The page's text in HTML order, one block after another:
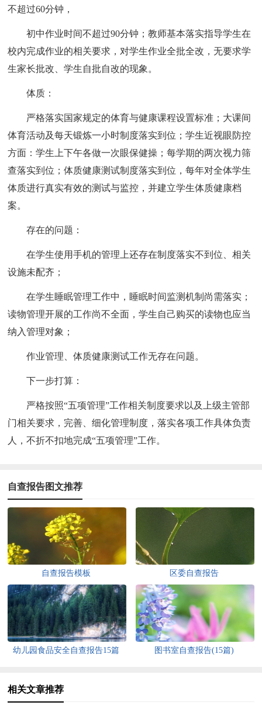
不超过60分钟，
初中作业时间不超过90分钟；教师基本落实指导学生在
校内完成作业的相关要求，对学生作业全批全改，无要求学
生家长批改、学生自批自改的现象。
体质：
严格落实国家规定的体育与健康课程设置标准；大课间
体育活动及每天锻炼一小时制度落实到位；学生近视眼防控
方面：学生上下午各做一次眼保健操；每学期的两次视力筛
查落实到位；体质健康测试制度落实到位，每年对全体学生
体质进行真实有效的测试与监控，并建立学生体质健康档
案。
存在的问题：
在学生使用手机的管理上还存在制度落实不到位、相关
设施未配齐；
在学生睡眠管理工作中，睡眠时间监测机制尚需落实；
读物管理开展的工作尚不全面，学生自己购买的读物也应当
纳入管理对象；
作业管理、体质健康测试工作无存在问题。
下一步打算：
严格按照“五项管理”工作相关制度要求以及上级主管部
门相关要求，完善、细化管理制度，落实各项工作具体负责
人，不折不扣地完成“五项管理”工作。
自查报告图文推荐
自查报告模板 区委自查报告
幼儿园食品安全自查报告15篇 图书室自查报告(15篇)
相关文章推荐